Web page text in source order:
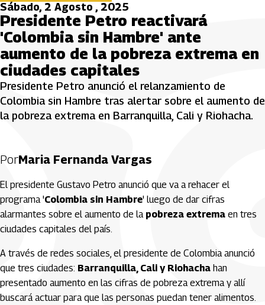
Sábado, 2 Agosto , 2025
Presidente Petro reactivará
'Colombia sin Hambre' ante
aumento de la pobreza extrema en
ciudades capitales
Presidente Petro anunció el relanzamiento de
Colombia sin Hambre tras alertar sobre el aumento de
la pobreza extrema en Barranquilla, Cali y Riohacha.
PorMaria Fernanda Vargas
El presidente Gustavo Petro anunció que va a rehacer el
programa 'Colombia sin Hambre' luego de dar cifras
alarmantes sobre el aumento de la pobreza extrema en tres
ciudades capitales del país.
A través de redes sociales, el presidente de Colombia anunció
que tres ciudades: Barranquilla, Cali y Riohacha han
presentado aumento en las cifras de pobreza extrema y allí
buscará actuar para que las personas puedan tener alimentos.